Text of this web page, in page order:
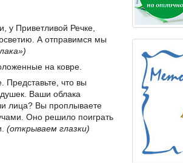
у Приветливой Речке,
А отправимся мы
на ковре.
Представьте, что вы
Ваши облака
лица? Вы проплываете
Оно решило поиграть
(открываем глазки)